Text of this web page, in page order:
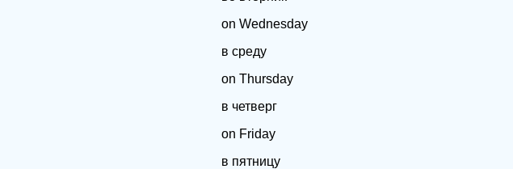
on Wednesday
в среду
on Thursday
в четверг
on Friday
в пятницу